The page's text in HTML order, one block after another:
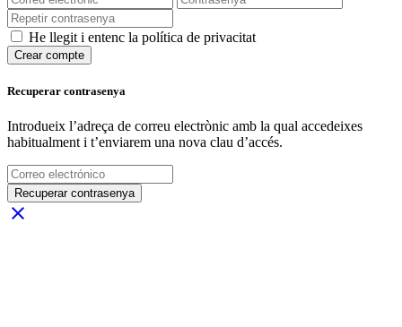
He llegit i entenc la política de privacitat
Crear compte
Recuperar contrasenya
Introdueix l’adreça de correu electrònic amb la qual accedeixes
habitualment i t’enviarem una nova clau d’accés.
Recuperar contrasenya
close